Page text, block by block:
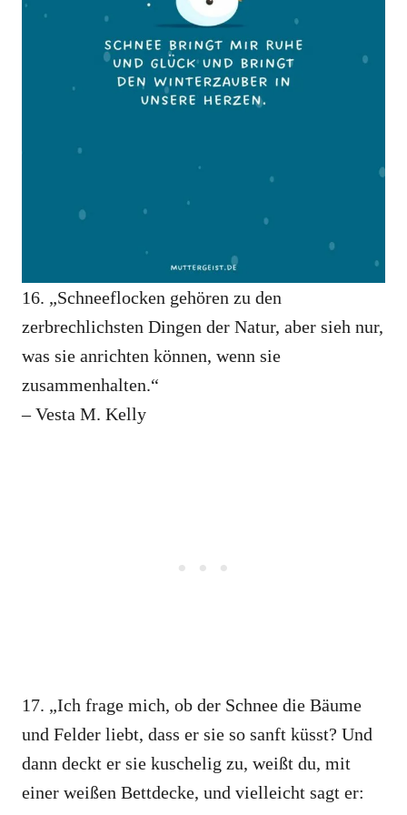
16. „Schneeflocken gehören zu den
zerbrechlichsten Dingen der Natur, aber sieh nur,
was sie anrichten können, wenn sie
zusammenhalten.“
– Vesta M. Kelly
17. „Ich frage mich, ob der Schnee die Bäume
und Felder liebt, dass er sie so sanft küsst? Und
dann deckt er sie kuschelig zu, weißt du, mit
einer weißen Bettdecke, und vielleicht sagt er: